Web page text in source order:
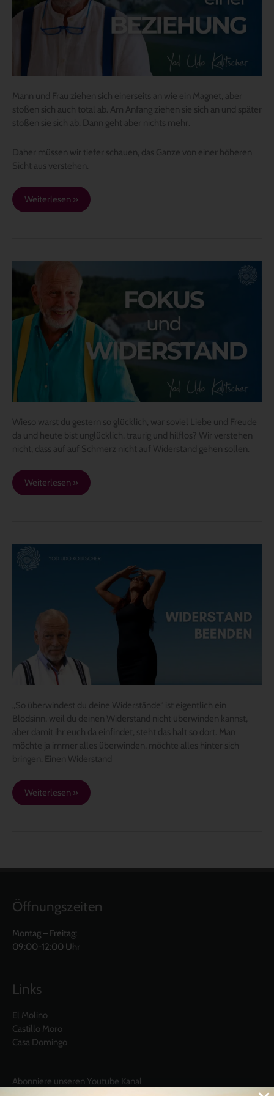
Mann und Frau ziehen sich einerseits an wie ein Magnet, aber
stoßen sich auch total ab. Am Anfang ziehen sie sich an und später
stoßen sie sich ab. Dann geht aber nichts mehr.
Daher müssen wir tiefer schauen, das Ganze von einer höheren
Sicht aus verstehen.
Weiterlesen »
Wieso warst du gestern so glücklich, war soviel Liebe und Freude
da und heute bist unglücklich, traurig und hilflos? Wir verstehen
nicht, dass auf auf Schmerz nicht auf Widerstand gehen sollen.
Fokus
Widerstand
Weiterlesen »
„So überwindest du deine Widerstände“ ist eigentlich ein
Blödsinn, weil du deinen Widerstand nicht überwinden kannst,
aber damit ihr euch da einfindet, steht das halt so dort. Man
möchte ja immer alles überwinden, möchte alles hinter sich
bringen. Einen Widerstand
So
überwindest
Weiterlesen »
Öffnungszeiten
Montag – Freitag:
09:00-12:00 Uhr
Links
El Molino
Castillo Moro
Casa Domingo
Abonniere unseren Youtube Kanal